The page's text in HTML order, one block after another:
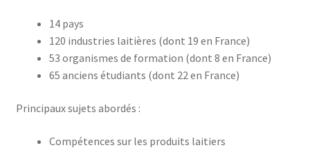
14 pays
120 industries laitières (dont 19 en France)
53 organismes de formation (dont 8 en France)
65 anciens étudiants (dont 22 en France)
Principaux sujets abordés :
Compétences sur les produits laitiers